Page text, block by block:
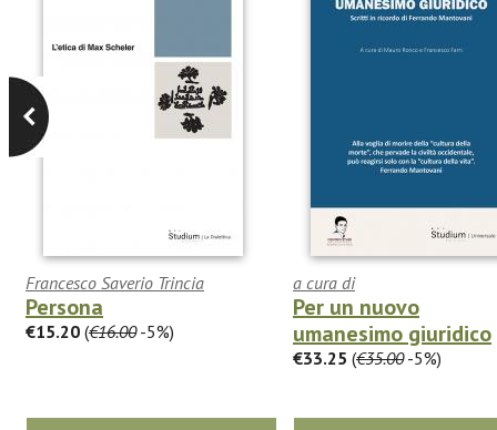
Francesco Saverio Trincia
Persona
€15.20 (€16.00-5%)
a cura di
Per un nuovo
umanesimo giuridico
€33.25 (€35.00-5%)